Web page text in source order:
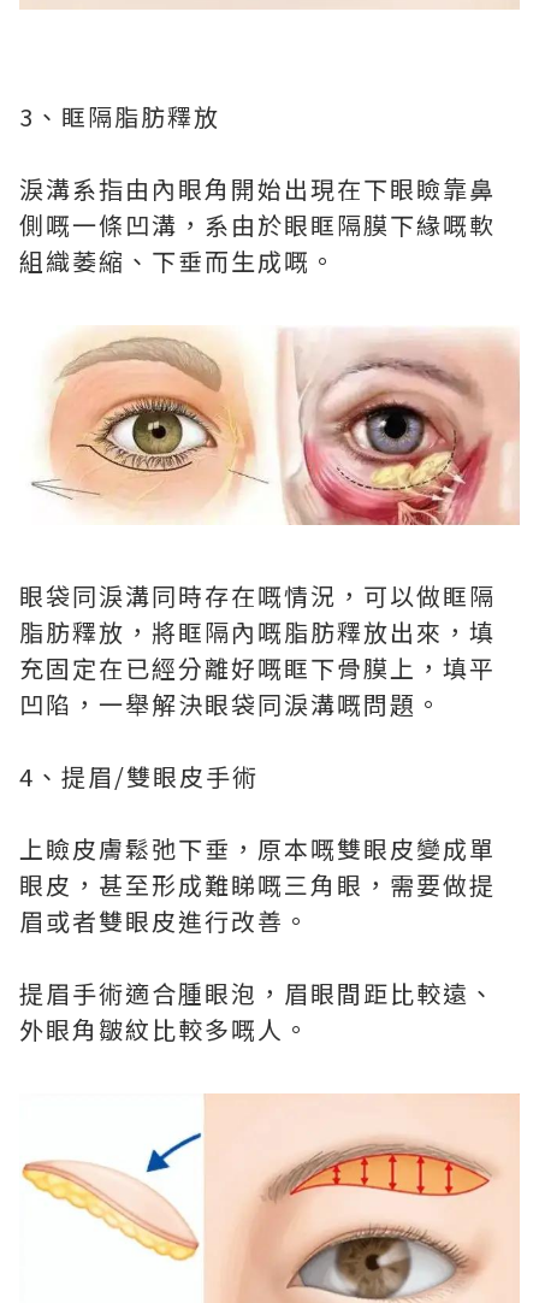
3、眶隔脂肪釋放
淚溝系指由內眼角開始出現在下眼瞼靠鼻
側嘅一條凹溝，系由於眼眶隔膜下緣嘅軟
組織萎縮、下垂而生成嘅。
眼袋同淚溝同時存在嘅情況，可以做眶隔
脂肪釋放，將眶隔內嘅脂肪釋放出來，填
充固定在已經分離好嘅眶下骨膜上，填平
凹陷，一舉解決眼袋同淚溝嘅問題。
4、提眉/雙眼皮手術
上瞼皮膚鬆弛下垂，原本嘅雙眼皮變成單
眼皮，甚至形成難睇嘅三角眼，需要做提
眉或者雙眼皮進行改善。
提眉手術適合腫眼泡，眉眼間距比較遠、
外眼角皺紋比較多嘅人。